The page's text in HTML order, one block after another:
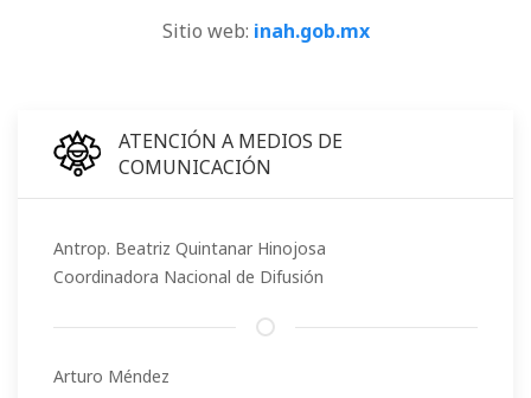
Sitio web: inah.gob.mx
ATENCIÓN A MEDIOS DE
COMUNICACIÓN
Antrop. Beatriz Quintanar Hinojosa
Coordinadora Nacional de Difusión
Arturo Méndez